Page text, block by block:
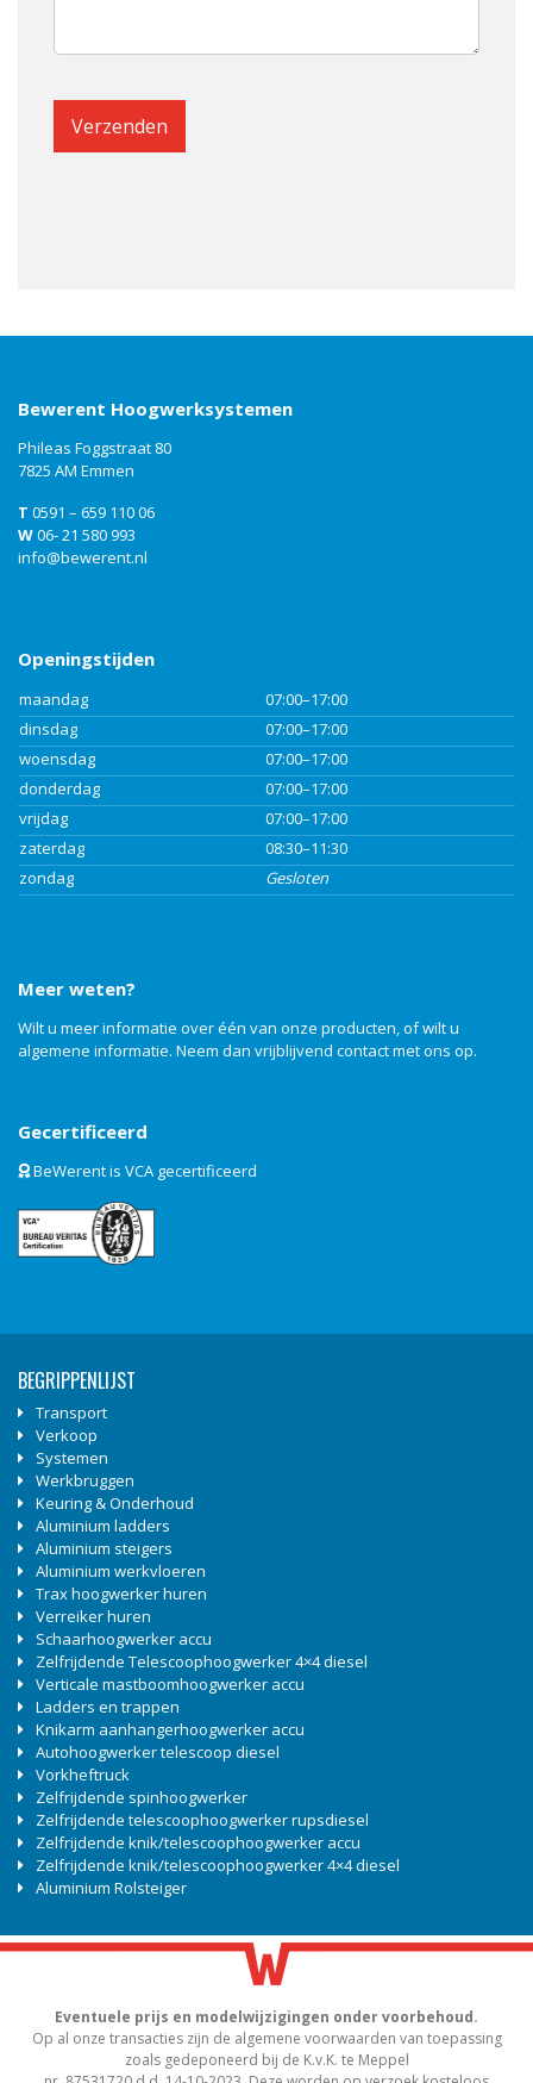
Bewerent Hoogwerksystemen
Phileas Foggstraat 80
7825 AM Emmen
T 0591 – 659 110 06
W06- 21 580 993
info@bewerent.nl
Openingstijden
maandag
07:00–17:00
dinsdag
07:00–17:00
woensdag
07:00–17:00
donderdag
07:00–17:00
vrijdag
07:00–17:00
zaterdag
08:30–11:30
zondag
Gesloten
Meer weten?
Wilt u meer informatie over één van onze producten, of wilt u
algemene informatie. Neem dan vrijblijvend contactmet ons op.
Gecertificeerd
BeWerent is VCA gecertificeerd
BEGRIPPENLIJST
Transport
Verkoop
Systemen
Werkbruggen
Keuring & Onderhoud
Aluminium ladders
Aluminium steigers
Aluminium werkvloeren
Trax hoogwerker huren
Verreiker huren
Schaarhoogwerker accu
Zelfrijdende Telescoophoogwerker 4×4 diesel
Verticale mastboomhoogwerker accu
Ladders en trappen
Knikarm aanhangerhoogwerker accu
Autohoogwerker telescoop diesel
Vorkheftruck
Zelfrijdende spinhoogwerker
Zelfrijdende telescoophoogwerker rupsdiesel
Zelfrijdende knik/telescoophoogwerker accu
Zelfrijdende knik/telescoophoogwerker 4×4 diesel
Aluminium Rolsteiger
Eventuele prijs en modelwijzigingen onder voorbehoud.
Op al onze transacties zijn de algemene voorwaarden van toepassing
zoals gedeponeerd bij de K.v.K. te Meppel